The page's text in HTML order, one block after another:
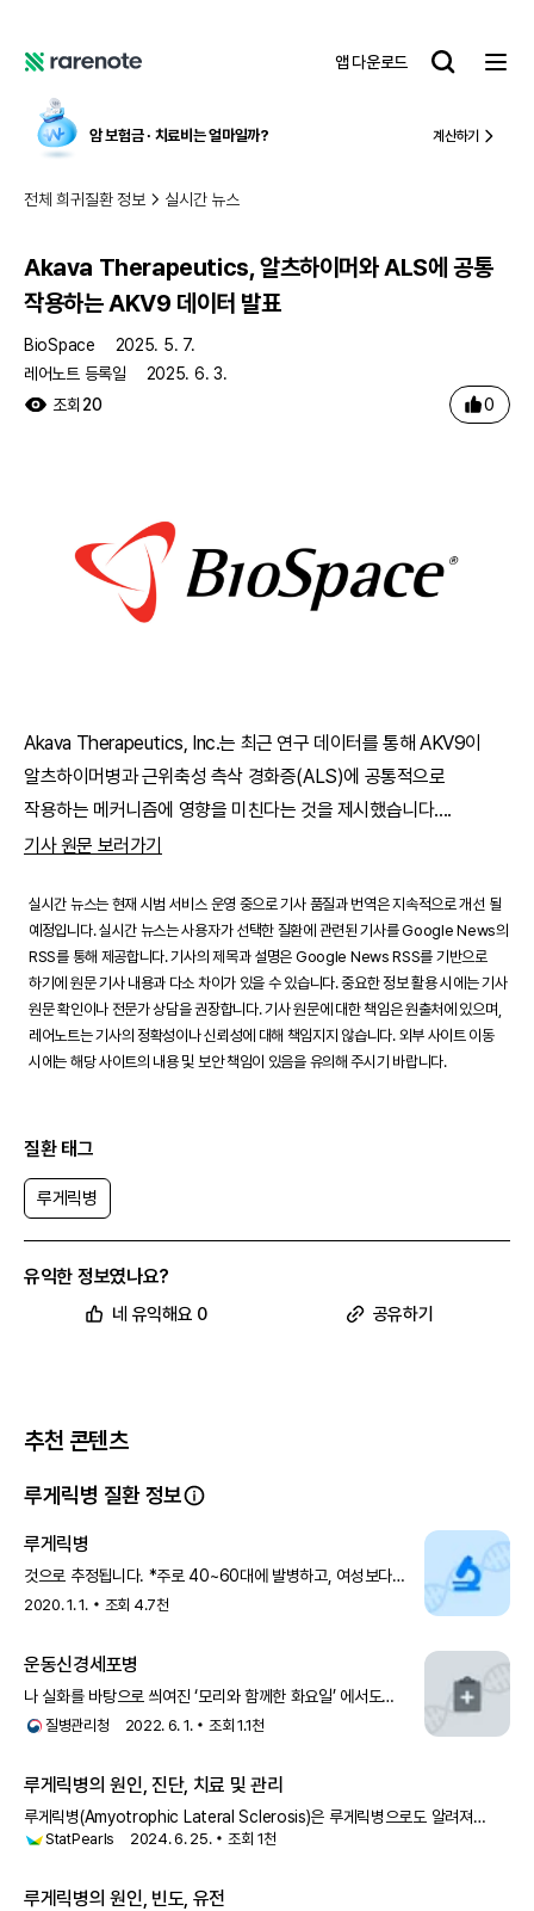
노
앱 다운로드
레
트
암 보험금 ∙ 치료비 는 얼마일까? 계산하기
전체 희귀질환 정보 실시간 뉴스
Akava Therapeutics, 알츠하이머와 ALS에 공통
작용하는 AKV9 데이터 발표
BioSpace
2025. 5. 7.
레어노트 등록일
2025. 6. 3.
조회 20 0
Akava Therapeutics, Inc.는 최근 연구 데이터를 통해 AKV9이
알츠하이머병과 근위축성 측삭 경화증(ALS)에 공통적으로
작용하는 메커니즘에 영향을 미친다는 것을 제시했습니다....
기사 원문 보러가기
실시간 뉴스는 현재 시범 서비스 운영 중으로 기사 품질과 번역은 지속적으로 개선 될
예정입니다. 실시간 뉴스는 사용자가 선택한 질환에 관련된 기사를 Google News의
RSS를 통해 제공합니다. 기사의 제목과 설명은 Google News RSS를 기반으로
하기에 원문 기사 내용과 다소 차이가 있을 수 있습니다. 중요한 정보 활용 시에는 기사
원문 확인이나 전문가 상담을 권장합니다. 기사 원문에 대한 책임은 원출처에 있으며,
레어노트는 기사의 정확성이나 신뢰성에 대해 책임지지 않습니다. 외부 사이트 이동
시에는 해당 사이트의 내용 및 보안 책임이 있음을 유의해 주시기 바랍니다.
질환 태그
루게릭병
유익한 정보였나요?
네 유익해요 0 공유하기
추천 콘텐츠
루게릭병 질환 정보
루게릭병
것으로 추정됩니다. *주로 40~60대에 발병하고, 여성보다
남성에게서 1.6배 더 많이 발병합니다. 개요 루게릭병은 뇌와
2020. 1. 1. 조회 4.7천
운동신경세포병
나 실화를 바탕으로 씌여진 ‘모리와 함께한 화요일’ 에서도
소재로 사용되어 우리에게 비교적 친숙한 용어인 루게릭병(Lou
질병관리청 2022. 6. 1. 조회1.1천
루게릭병의 원인, 진단, 치료 및 관리
루게릭병(Amyotrophic Lateral Sclerosis)은 루게릭병으로도 알려져
있으며, 상위 및 하위 운동
StatPearls 2024. 6. 25. 조회 1천
루게릭병의 원인, 빈도, 유전